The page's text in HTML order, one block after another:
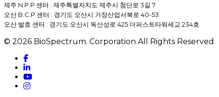
제주 N.P.P 센터 : 제주특별자치도 제주시 첨단로 3길 7
오산 B.C.P 센터 : 경기도 오산시 가장산업서북로 40-53
오산 발효 센터 : 경기도 오산시 독산성로 425 더퍼스트타워세교 234호
© 2026 BioSpectrum. Corporation All Rights Reserved
facebook
linkedin
youtube
instagram